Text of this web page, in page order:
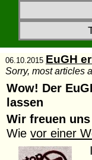
06.10.2015 EuGH
Sorry, most articles
Wow! Der
lassen
Wir freuen
Wievor einer